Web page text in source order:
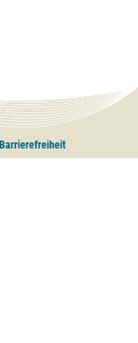
Barrierefreiheit